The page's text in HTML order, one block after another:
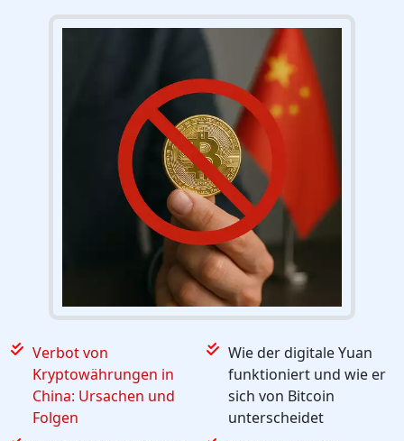
Verbot von
Kryptowährungen in
China: Ursachen und
Folgen
Wie der digitale Yuan
funktioniert und wie er
sich von Bitcoin
unterscheidet